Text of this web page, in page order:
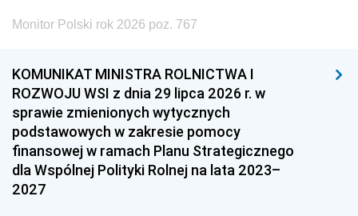
Monitor Polski rok 2026 poz. 767
KOMUNIKAT MINISTRA ROLNICTWA I
ROZWOJU WSI z dnia 29 lipca 2026 r. w
sprawie zmienionych wytycznych
podstawowych w zakresie pomocy
finansowej w ramach Planu Strategicznego
dla Wspólnej Polityki Rolnej na lata 2023–
2027